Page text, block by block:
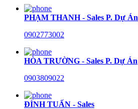
PHẠM THANH - Sales P. Dự Án
0902773002
HÒA TRƯỜNG - Sales P. Dự Án
0903809022
ĐÌNH TUẤN - Sales